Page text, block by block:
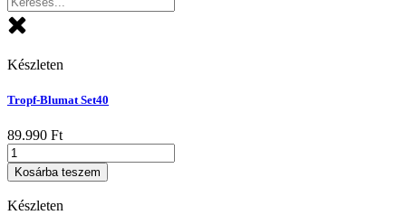
Készleten
Tropf-Blumat Set40
89.990 Ft
Tropf-
Blumat
Set40
mennyiség
Kosárba teszem
Készleten